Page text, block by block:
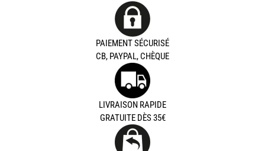
PAIEMENT SÉCURISÉ
CB, PAYPAL, CHÈQUE
LIVRAISON RAPIDE
GRATUITE DÈS 35€